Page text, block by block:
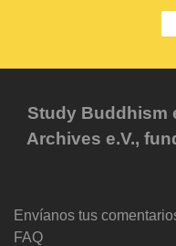
Study Buddhism
Archives e.V.,
Envíanos tus
FAQ